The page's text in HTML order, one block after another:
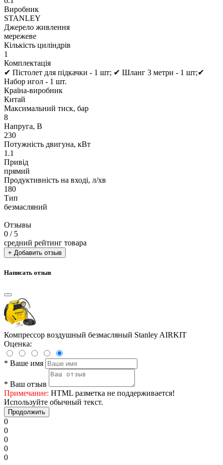
Виробник
STANLEY
Джерело живлення
мережеве
Кількість циліндрів
1
Комплектація
✔ Пістолет для підкачки - 1 шт; ✔ Шланг 3 метри - 1 шт;✔
Набор игол - 1 шт.
Країна-виробник
Китай
Максимальний тиск, бар
8
Напруга, В
230
Потужність двигуна, кВт
1.1
Привід
прямий
Продуктивність на вході, л/хв
180
Тип
безмасляний
Отзывы
0 / 5
средний рейтинг товара
+ Добавить отзыв
Написать отзыв
Компрессор воздушный безмасляный Stanley AIRKIT
Оценка:
* Ваше имя
* Ваш отзыв
Примечание: HTML разметка не поддерживается!
Используйте обычный текст.
Продолжить
0
0
0
0
0